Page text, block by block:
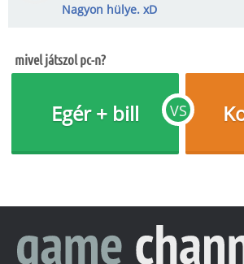
Nagyon hülye. xD
mivel játszol pc-n?
VS
Egér + bill